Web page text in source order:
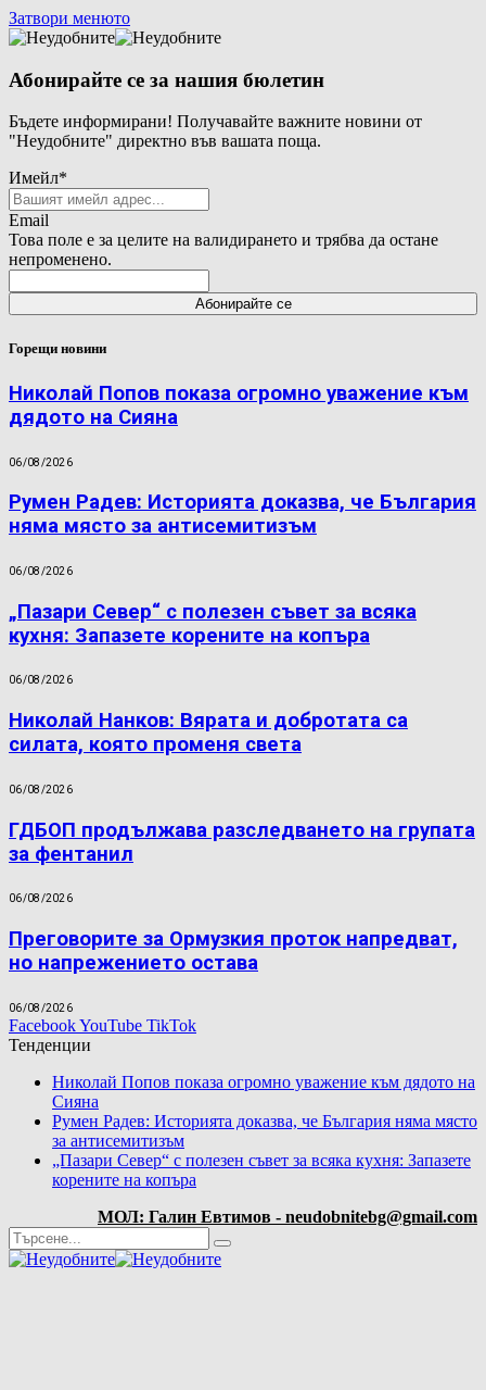
Затвори менюто
Абонирайте се за нашия бюлетин
Бъдете информирани! Получавайте важните новини от
"Неудобните" директно във вашата поща.
Имейл*
Email
Това поле е за целите на валидирането и трябва да остане
непроменено.
Горещи новини
Николай Попов показа огромно уважение към
дядото на Сияна
06/08/2026
Румен Радев: Историята доказва, че България
няма място за антисемитизъм
06/08/2026
„Пазари Север“ с полезен съвет за всяка
кухня: Запазете корените на копъра
06/08/2026
Николай Нанков: Вярата и добротата са
силата, която променя света
06/08/2026
ГДБОП продължава разследването на групата
за фентанил
06/08/2026
Преговорите за Ормузкия проток напредват,
но напрежението остава
06/08/2026
FacebookYouTube TikTok
Тенденции
Николай Попов показа огромно уважение към дядото на
Сияна
Румен Радев: Историята доказва, че България няма място
за антисемитизъм
„Пазари Север“ с полезен съвет за всяка кухня: Запазете
корените на копъра
МОЛ: Галин Евтимов - neudobnitebg@gmail.com